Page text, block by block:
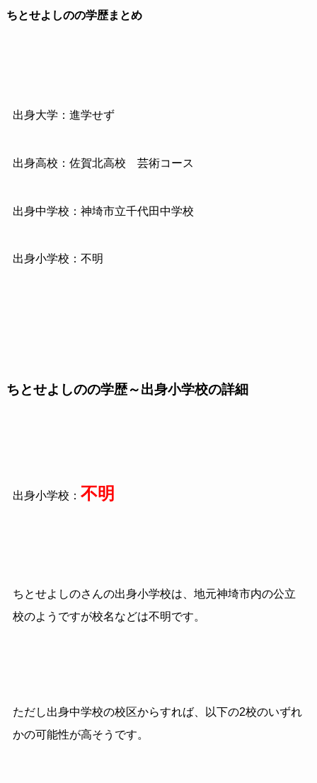
ちとせよしのの学歴まとめ
出身大学：進学せず
出身高校：佐賀北高校 芸術コース
出身中学校：神埼市立千代田中学校
出身小学校：不明
ちとせよしのの学歴～出身小学校の詳細
出身小学校： 不明
ちとせよしのさんの出身小学校は、地元神埼市内の公立
校のようですが校名などは不明です。
ただし出身中学校の校区からすれば、以下の2校のいずれ
かの可能性が高そうです。